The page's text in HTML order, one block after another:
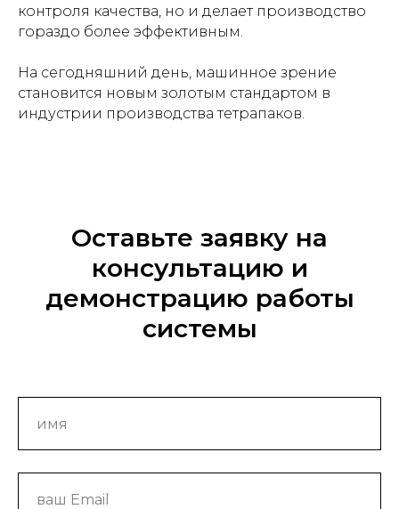
контроля качества, но и делает производство
гораздо более эффективным.
На сегодняшний день, машинное зрение
становится новым золотым стандартом в
индустрии производства тетрапаков.
Оставьте заявку на
консультацию и
демонстрацию работы
системы